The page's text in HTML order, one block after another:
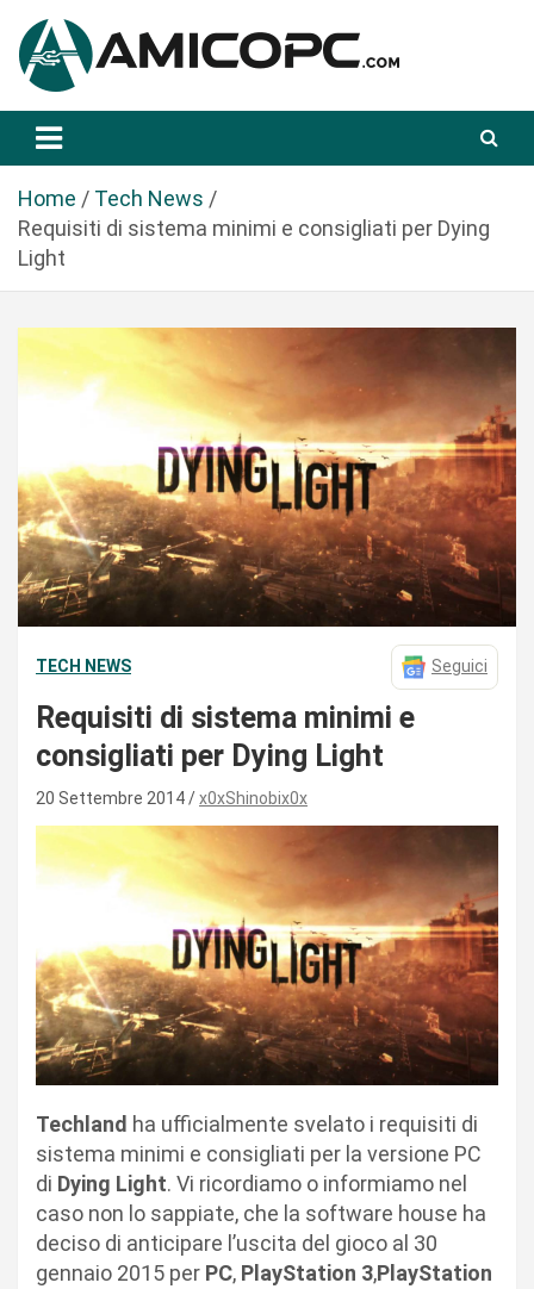
a
Amicopc.com
Home
Tech News
Requisiti di sistema minimi e consigliati per Dying
Light
TECH NEWS Seguici
Requisiti di sistema minimi e
consigliati per Dying Light
20 Settembre 2014 x0xShinobix0x
Techland ha ufficialmente svelato i requisiti di
sistema minimi e consigliati per la versione PC
di Dying Light. Vi ricordiamo o informiamo nel
caso non lo sappiate, che la software house ha
deciso di anticipare l’uscita del gioco al 30
gennaio 2015 per PC, PlayStation 3,PlayStation